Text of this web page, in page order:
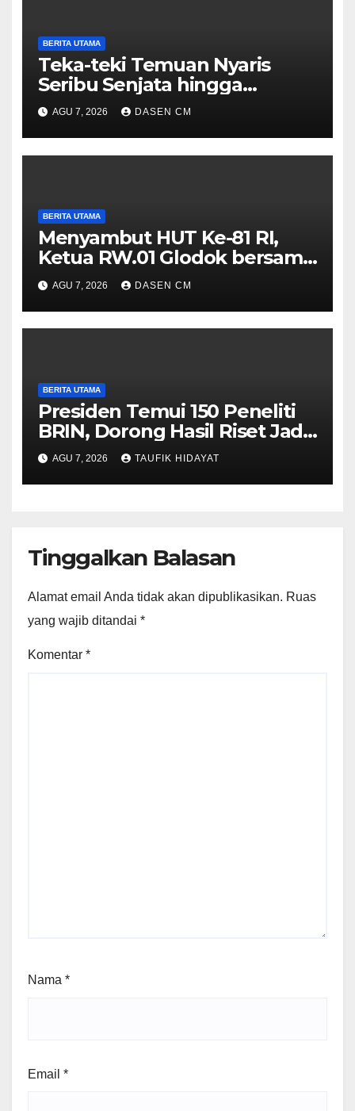
BERITA UTAMA
Teka-teki Temuan Nyaris
Seribu Senjata hingga
Narkoba di Sekolah Jaksel
AGU 7, 2026 DASEN CM
BERITA UTAMA
Menyambut HUT Ke-81 RI,
Ketua RW.01 Glodok bersama
Tiga Pilar Kecamatan
mengadakan kegiatan Jumat
berkah
AGU 7, 2026 DASEN CM
BERITA UTAMA
Presiden Temui 150 Peneliti
BRIN, Dorong Hasil Riset Jadi
Dasar Kebijakan Nasional
AGU 7, 2026 TAUFIK HIDAYAT
Tinggalkan Balasan
Alamat email Anda tidak akan dipublikasikan. Ruas
yang wajib ditandai *
Komentar *
Nama *
Email *